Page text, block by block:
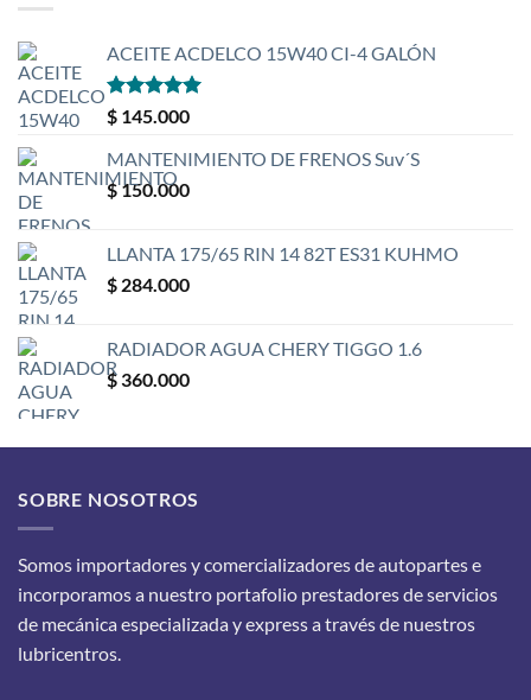
ACEITE ACDELCO 15W40 CI-4 GALÓN
Valorado
con
$ 145.000
MANTENIMIENTO DE FRENOS Suv´S
$150.000
LLANTA 175/65 RIN 14 82T ES31 KUHMO
$ 284.000
RADIADOR AGUA CHERY TIGGO 1.6
$ 360.000
SOBRE NOSOTROS
Somos importadores y comercializadores de autopartes e
incorporamos a nuestro portafolio prestadores de servicios
de mecánica especializada y express a través de nuestros
lubricentros.